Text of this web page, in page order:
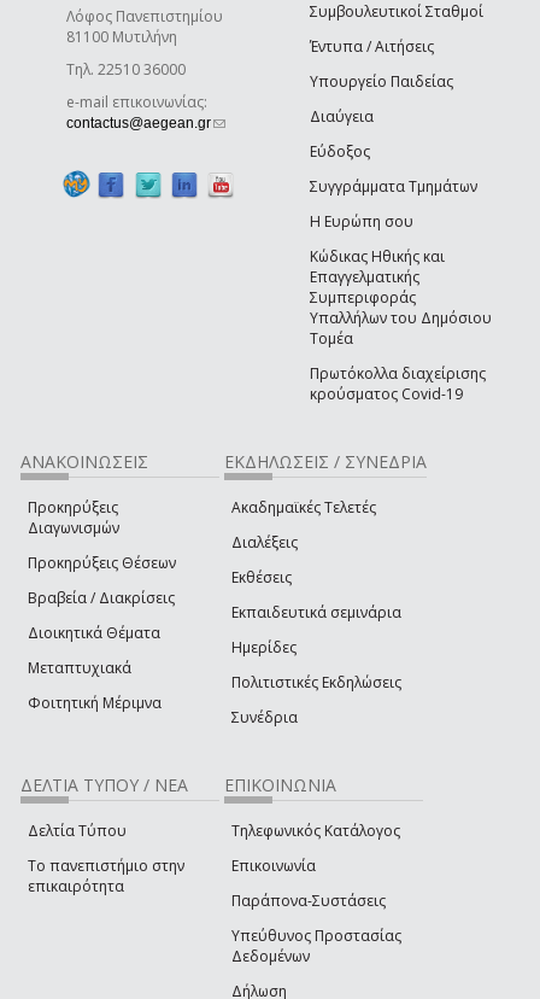
Λόφος Πανεπιστημίου
81100 Μυτιλήνη
Τηλ. 22510 36000
e-mail επικοινωνίας:
contactus@aegean.gr(link sends e-mail)
Συμβουλευτικοί Σταθμοί
Έντυπα / Αιτήσεις
Υπουργείο Παιδείας
Διαύγεια
Εύδοξος
Συγγράμματα Τμημάτων
Η Ευρώπη σου
Κώδικας Ηθικής και
Επαγγελματικής
Συμπεριφοράς
Υπαλλήλων του Δημόσιου
Τομέα
Πρωτόκολλα διαχείρισης
κρούσματος Covid-19
ΑΝΑΚΟΙΝΩΣΕΙΣ
Προκηρύξεις
Διαγωνισμών
Προκηρύξεις Θέσεων
Βραβεία / Διακρίσεις
Διοικητικά Θέματα
Μεταπτυχιακά
Φοιτητική Μέριμνα
ΕΚΔΗΛΩΣΕΙΣ / ΣΥΝΕΔΡΙΑ
Ακαδημαϊκές Τελετές
Διαλέξεις
Εκθέσεις
Εκπαιδευτικά σεμινάρια
Ημερίδες
Πολιτιστικές Εκδηλώσεις
Συνέδρια
ΔΕΛΤΙΑ ΤΥΠΟΥ / ΝΕΑ
Δελτία Τύπου
Το πανεπιστήμιο στην
επικαιρότητα
ΕΠΙΚΟΙΝΩΝΙΑ
Τηλεφωνικός Κατάλογος
Επικοινωνία
Παράπονα-Συστάσεις
Υπεύθυνος Προστασίας
Δεδομένων
Δήλωση